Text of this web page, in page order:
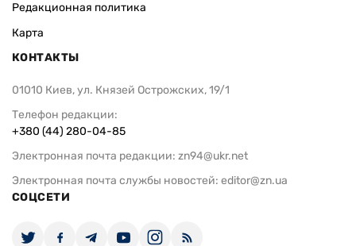
Редакционная политика
Карта
КОНТАКТЫ
01010 Киев, ул. Князей Острожских, 19/1
Телефон редакции:
+380 (44) 280-04-85
Электронная почта редакции: zn94@ukr.net
Электронная почта службы новостей: editor@zn.ua
СОЦСЕТИ